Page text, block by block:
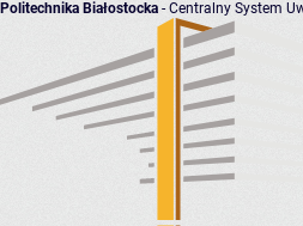
Politechnika Białostocka - Centralny System